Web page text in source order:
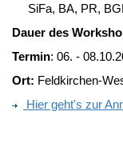
SiFa, BA, PR,
Dauer des
Termin: 06. -
Ort: Feldkirchen-
Hier geht's zur